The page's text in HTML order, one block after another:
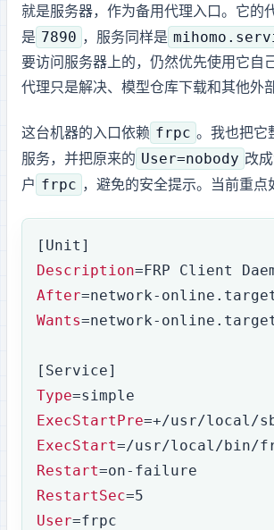
就是 GPU 服务器 B，作为备用代理入口。它
是 7890 ，systemd 服务同样是
要访问 GPU 服务器 A 上的 Ollama，仍然优先使用它自
代理只是解决 GitHub、模型仓库下载和其他外
这台机器的 SSH 入口依赖 frpc 。我也把它整理
服务，并把原来的 User=nobody 改
户 frpc ，避免 systemd 的安全提示。当前 unit 重
[Unit]
Description=FRP Client
After=network-
Wants=network-
[Service]
Type=simple
ExecStartPre=+/usr/local/
ExecStart=/usr/local/bin/
Restart=on-failure
RestartSec=5
User=frpc